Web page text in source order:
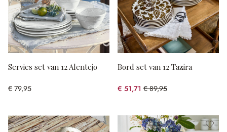
Servies set van 12 Alentejo
€ 79,95
Bord set van 12 Tazira
€ 51,71 € 89,95
(42.51% gespart)